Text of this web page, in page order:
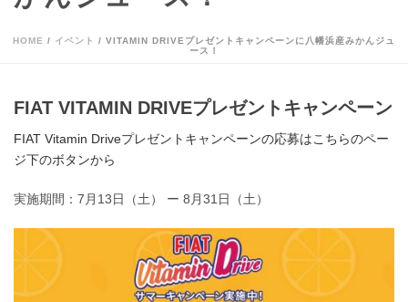
HOME / イベント
/ VITAMIN DRIVEプレゼントキャンペーンに八幡浜産みかんジュ
ース！
FIAT VITAMIN DRIVEプレゼントキャンペーン
FIAT Vitamin Driveプレゼントキャンペーンの応募はこちらのペー
ジ下のボタンから
実施期間：7月13日（土） ー 8月31日（土）